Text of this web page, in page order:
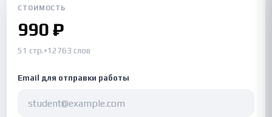
СТОИМОСТЬ
990 ₽
51 стр.•12763 слов
Email для отправки работы